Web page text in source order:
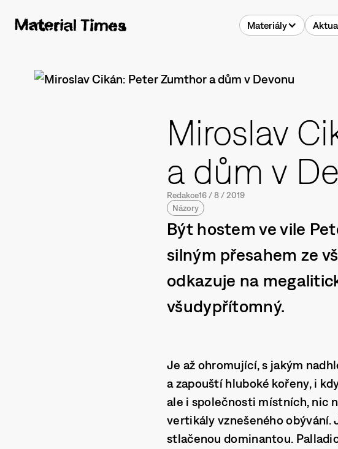
Materiály
Miroslav
a dům v
Redakce16 /8 /2019
Názory
Být hostem ve vile
silným přesahem ze
odkazuje na
všudypřítomný.
Je až ohromující, s jakým
a zapouští hluboké kořeny, i
ale i společnosti místních, nic
vertikály vznešeného
stlačenou dominantou.